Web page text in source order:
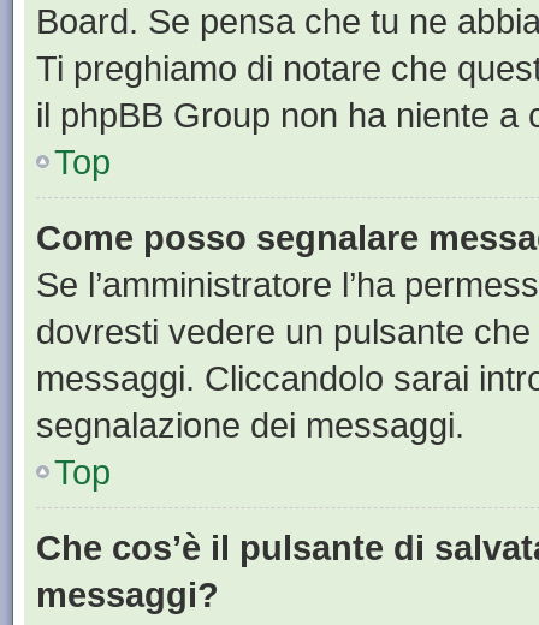
Board. Se pensa che tu ne
Ti preghiamo di notare che
il phpBB Group non ha niente a
Top
Come posso segnalare
Se l’amministratore l’ha
dovresti vedere un pulsante
messaggi. Cliccandolo sarai
segnalazione dei messaggi.
Top
Che cos’è il pulsante di
messaggi?